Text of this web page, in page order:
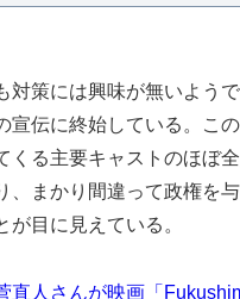
策には興味が無いようで
宣伝に終始している。こ
くる主要キャストのほぼ
、まかり間違って政権を
が目に見えている。
直人さんが映画「